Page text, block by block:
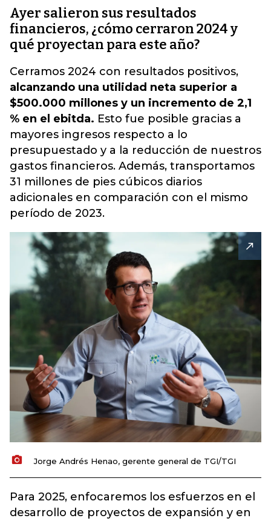
Ayer salieron sus resultados
financieros, ¿cómo cerraron 2024 y
qué proyectan para este año?
Cerramos 2024 con resultados positivos,
alcanzando una utilidad neta superior a
$500.000 millones y un incremento de 2,1
% en el ebitda. Esto fue posible gracias a
mayores ingresos respecto a lo
presupuestado y a la reducción de nuestros
gastos financieros. Además, transportamos
31 millones de pies cúbicos diarios
adicionales en comparación con el mismo
período de 2023.
Jorge Andrés Henao, gerente general de TGI/TGI
Para 2025, enfocaremos los esfuerzos en el
desarrollo de proyectos de expansión y en